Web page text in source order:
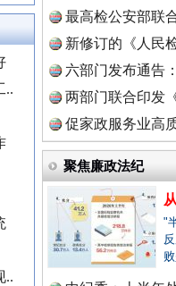
..
..
最高检公安部联
周岁未..
新修订的《人民
布
六部门发布通告
两部门联合印发
定》
促家政服务业高
聚焦廉政法纪
"
新闻网.
新闻网.
永